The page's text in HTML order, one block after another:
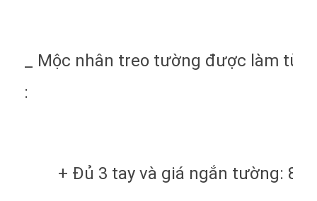
_ Mộc nhân treo tường được làm từ
:
+ Đủ 3 tay và giá ngắn tường: